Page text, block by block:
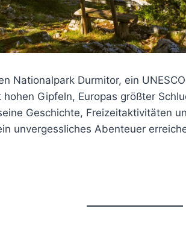
Nationalpark Durmitor, ein
hohen Gipfeln, Europas größter
Geschichte, Freizeitaktivitäten
unvergessliches Abenteuer